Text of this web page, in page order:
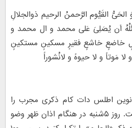
الحَیُّ القَیُّوم الرَّحمنُ الرحیم ذوالجلالِ
اَن یُصَلِیَ عَلی محمد و ال محمد و
خاضعٍ خاشعٍ فقیرٍ مسکینٍ مستکینٍ
مَوتاً و لا حیوهً و لانُشوراً
نوین اطلس دات کام ذکری مجرب را
برای شما گردآوری کرده است. روز ۵شنبه در هنگام اذان ظهر وضو